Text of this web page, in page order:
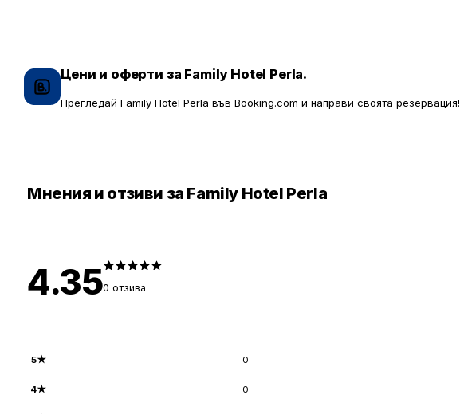
Цени и оферти за Family Hotel Perla.
Прегледай Family Hotel Perla във Booking.com и направи своята резервация!
Мнения и отзиви за Family Hotel Perla
4.350 отзива
5★ 0
4★ 0